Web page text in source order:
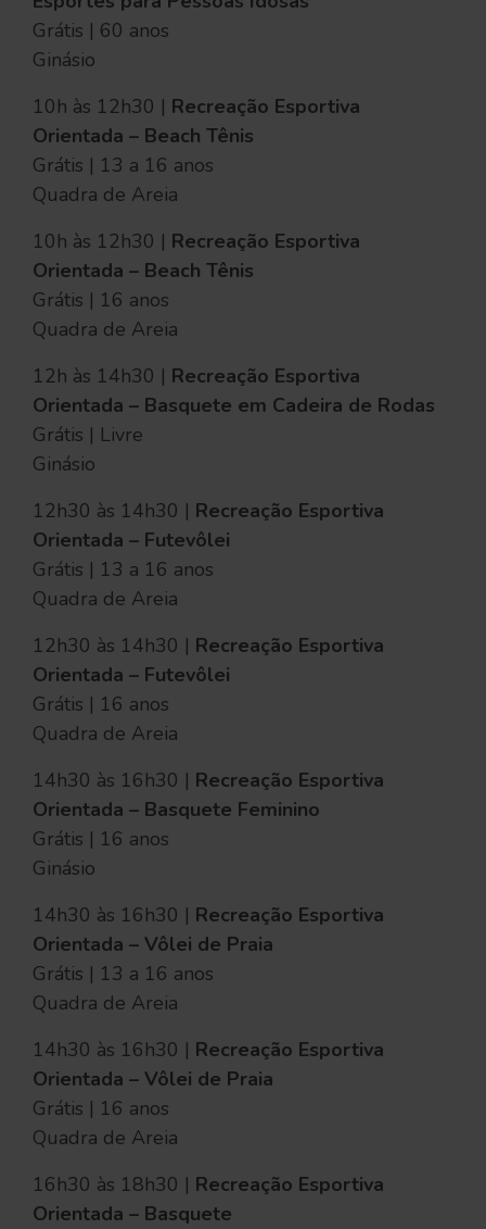
Grátis | 60 anos
Ginásio
10h às 12h30 | Recreação Esportiva
Orientada – Beach Tênis
Grátis | 13 a 16 anos
Quadra de Areia
10h às 12h30 | Recreação Esportiva
Orientada – Beach Tênis
Grátis | 16 anos
Quadra de Areia
12h às 14h30 | Recreação Esportiva
Orientada – Basquete em Cadeira de Rodas
Grátis | Livre
Ginásio
12h30 às 14h30 | Recreação Esportiva
Orientada – Futevôlei
Grátis | 13 a 16 anos
Quadra de Areia
12h30 às 14h30 | Recreação Esportiva
Orientada – Futevôlei
Grátis | 16 anos
Quadra de Areia
14h30 às 16h30 | Recreação Esportiva
Orientada – Basquete Feminino
Grátis | 16 anos
Ginásio
14h30 às 16h30 | Recreação Esportiva
Orientada – Vôlei de Praia
Grátis | 13 a 16 anos
Quadra de Areia
14h30 às 16h30 | Recreação Esportiva
Orientada – Vôlei de Praia
Grátis | 16 anos
Quadra de Areia
16h30 às 18h30 | Recreação Esportiva
Orientada – Basquete